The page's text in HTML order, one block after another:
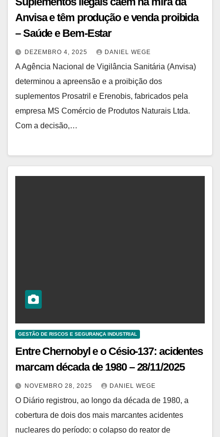
Anvisa e têm produção e venda proibida
– Saúde e Bem-Estar
DEZEMBRO 4, 2025 DANIEL WEGE
A Agência Nacional de Vigilância Sanitária (Anvisa)
determinou a apreensão e a proibição dos
suplementos Prosatril e Erenobis, fabricados pela
empresa MS Comércio de Produtos Naturais Ltda.
Com a decisão,…
GESTÃO DE RISCOS E SEGURANÇA INDUSTRIAL
Entre Chernobyl e o Césio-137: acidentes
marcam década de 1980 – 28/11/2025
NOVEMBRO 28, 2025 DANIEL WEGE
O Diário registrou, ao longo da década de 1980, a
cobertura de dois dos mais marcantes acidentes
nucleares do período: o colapso do reator de